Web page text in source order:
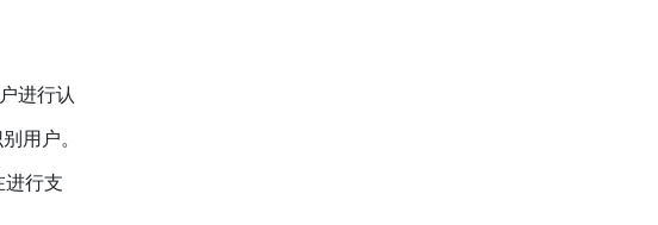
进行认
用户。
进行支